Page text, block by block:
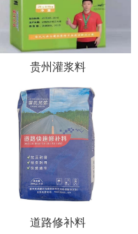
贵州灌浆料
道路修补料